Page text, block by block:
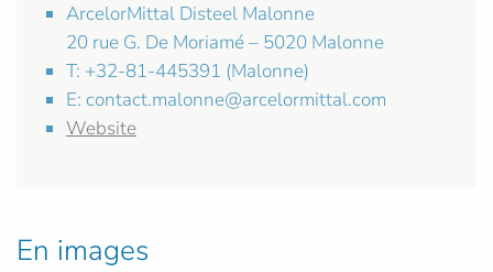
ArcelorMittal Disteel Malonne
20 rue G. De Moriamé – 5020 Malonne
T: +32-81-445391 (Malonne)
E: contact.malonne@arcelormittal.com
Website
En images